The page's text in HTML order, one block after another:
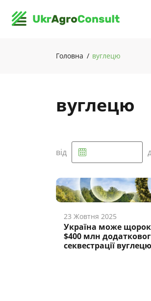
Головна вуглецю
вуглецю
від
23 Жовтня 2025
Україна може
$400 млн
секвестрації вуглецю